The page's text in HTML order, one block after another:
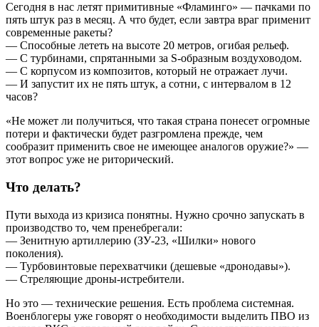
Сегодня в нас летят примитивные «Фламинго» — пачками по
пять штук раз в месяц. А что будет, если завтра враг применит
современные ракеты?
— Способные лететь на высоте 20 метров, огибая рельеф.
— С турбинами, спрятанными за S-образным воздуховодом.
— С корпусом из композитов, который не отражает лучи.
— И запустит их не пять штук, а сотни, с интервалом в 12
часов?
«Не может ли получиться, что такая страна понесет огромные
потери и фактически будет разгромлена прежде, чем
сообразит применить свое не имеющее аналогов оружие?» —
этот вопрос уже не риторический.
Что делать?
Пути выхода из кризиса понятны. Нужно срочно запускать в
производство то, чем пренебрегали:
— Зенитную артиллерию (ЗУ-23, «Шилки» нового
поколения).
— Турбовинтовые перехватчики (дешевые «дронодавы»).
— Стреляющие дроны-истребители.
Но это — технические решения. Есть проблема системная.
Военблогеры уже говорят о необходимости выделить ПВО из